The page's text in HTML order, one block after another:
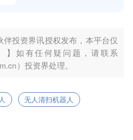
伴投资界讯授权发布，本平台仅
】如有任何疑问题，请联系
）投资界处理。
无人清扫机器人